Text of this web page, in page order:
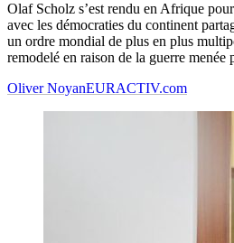
Olaf Scholz s’est rendu en Afrique
avec les démocraties du continent
un ordre mondial de plus en plus
remodelé en raison de la guerre menée
Oliver NoyanEURACTIV.com